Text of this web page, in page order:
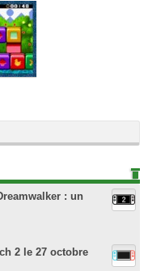
: un
2 le 27 octobre